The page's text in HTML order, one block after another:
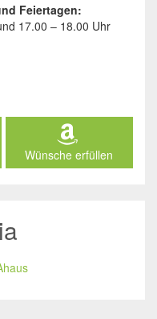
Feiertagen:
17.00 – 18.00 Uhr
Wünsche erfüllen